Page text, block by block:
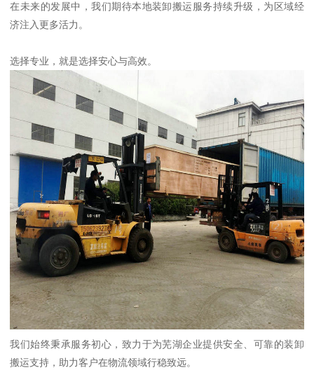
在未来的发展中，我们期待本地装卸搬运服务持续升级，为区域经
济注入更多活力。
选择专业，就是选择安心与高效。
我们始终秉承服务初心，致力于为芜湖企业提供安全、可靠的装卸
搬运支持，助力客户在物流领域行稳致远。